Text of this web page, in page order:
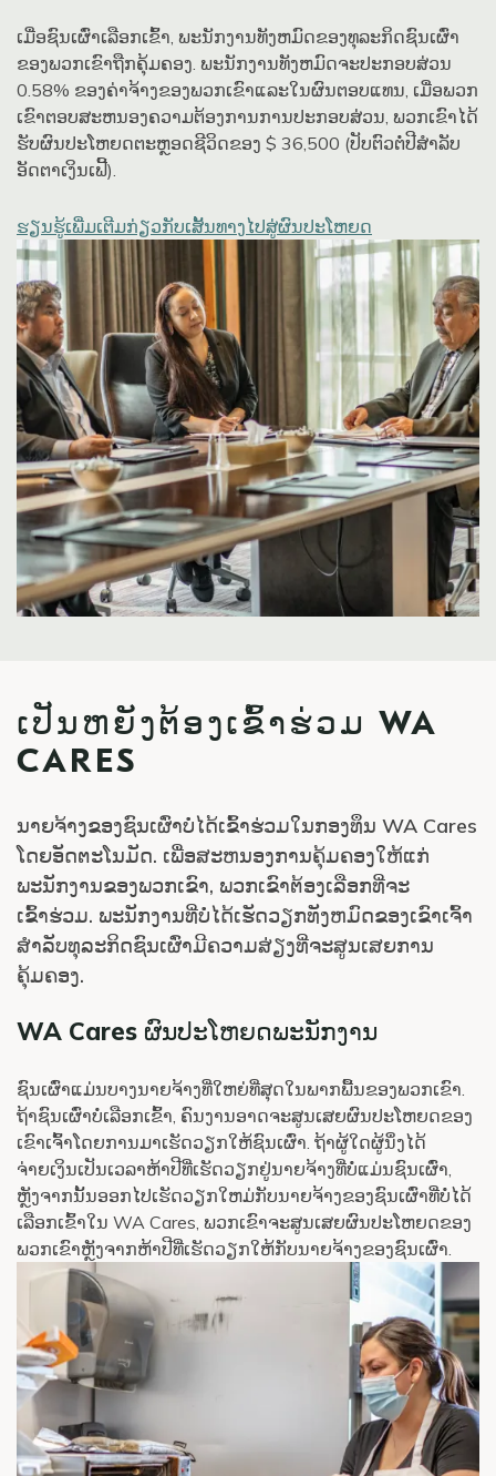
ເມື່ອຊົນເຜົ່າເລືອກເຂົ້າ, ພະນັກງານທັງຫມົດຂອງທຸລະກິດຊົນເຜົ່າ
ຂອງພວກເຂົາຖືກຄຸ້ມຄອງ. ພະນັກງານທັງຫມົດຈະປະກອບສ່ວນ
0.58% ຂອງຄ່າຈ້າງຂອງພວກເຂົາແລະໃນຜົນຕອບແທນ, ເມື່ອພວກ
ເຂົາຕອບສະຫນອງຄວາມຕ້ອງການການປະກອບສ່ວນ, ພວກເຂົາໄດ້
ຮັບຜົນປະໂຫຍດຕະຫຼອດຊີວິດຂອງ $ 36,500 (ປັບຕົວຕໍ່ປີສໍາລັບ
ອັດຕາເງິນເຟີ້).
ຮຽນຮູ້ເພີ່ມເຕີມກ່ຽວກັບເສັ້ນທາງໄປສູ່ຜົນປະໂຫຍດ
ເປັນຫຍັງຕ້ອງເຂົ້າຮ່ວມ WA
CARES
ນາຍຈ້າງຂອງຊົນເຜົ່າບໍ່ໄດ້ເຂົ້າຮ່ວມໃນກອງທຶນ WA Cares
ໂດຍອັດຕະໂນມັດ. ເພື່ອສະຫນອງການຄຸ້ມຄອງໃຫ້ແກ່
ພະນັກງານຂອງພວກເຂົາ, ພວກເຂົາຕ້ອງເລືອກທີ່ຈະ
ເຂົ້າຮ່ວມ. ພະນັກງານທີ່ບໍ່ໄດ້ເຮັດວຽກທັງຫມົດຂອງເຂົາເຈົ້າ
ສໍາລັບທຸລະກິດຊົນເຜົ່າມີຄວາມສ່ຽງທີ່ຈະສູນເສຍການ
ຄຸ້ມຄອງ.
WA Cares ຜົນປະໂຫຍດພະນັກງານ
ຊົນເຜົ່າແມ່ນບາງນາຍຈ້າງທີ່ໃຫຍ່ທີ່ສຸດໃນພາກພື້ນຂອງພວກເຂົາ.
ຖ້າຊົນເຜົ່າບໍ່ເລືອກເຂົ້າ, ຄົນງານອາດຈະສູນເສຍຜົນປະໂຫຍດຂອງ
ເຂົາເຈົ້າໂດຍການມາເຮັດວຽກໃຫ້ຊົນເຜົ່າ. ຖ້າຜູ້ໃດຜູ້ນຶ່ງໄດ້
ຈ່າຍເງິນເປັນເວລາຫ້າປີທີ່ເຮັດວຽກຢູ່ນາຍຈ້າງທີ່ບໍ່ແມ່ນຊົນເຜົ່າ,
ຫຼັງຈາກນັ້ນອອກໄປເຮັດວຽກໃຫມ່ກັບນາຍຈ້າງຂອງຊົນເຜົ່າທີ່ບໍ່ໄດ້
ເລືອກເຂົ້າໃນ WA Cares, ພວກເຂົາຈະສູນເສຍຜົນປະໂຫຍດຂອງ
ພວກເຂົາຫຼັງຈາກຫ້າປີທີ່ເຮັດວຽກໃຫ້ກັບນາຍຈ້າງຂອງຊົນເຜົ່າ.